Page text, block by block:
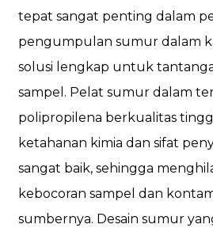
tepat sangat penting dalam
pengumpulan sumur dalam
solusi lengkap untuk
sampel. Pelat sumur dalam
polipropilena berkualitas
ketahanan kimia dan sifat
sangat baik, sehingga
kebocoran sampel dan
sumbernya. Desain sumur